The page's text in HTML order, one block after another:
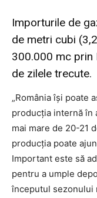
Importurile de
de metri cubi
300.000 mc prin
de zilele trecute.
„România îşi poate
producţia internă în
mai mare de 20-21
producţia poate
Important este să
pentru a umple
începutul sezonului